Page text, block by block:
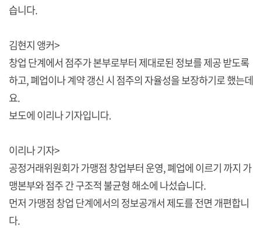
습니다.
김현지 앵커>
창업 단계에서 점주가 본부로부터 제대로된 정보를 제공 받도록
하고, 폐업이나 계약 갱신 시 점주의 자율성을 보장하기로 했는데
요.
보도에 이리나 기자입니다.
이리나 기자>
공정거래위원회가 가맹점 창업부터 운영, 폐업에 이르기 까지 가
맹본부와 점주 간 구조적 불균형 해소에 나섰습니다.
먼저 가맹점 창업 단계에서의 정보공개서 제도를 전면 개편합니
다.